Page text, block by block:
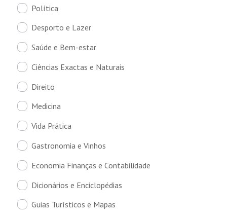
Política
Desporto e Lazer
Saúde e Bem-estar
Ciências Exactas e Naturais
Direito
Medicina
Vida Prática
Gastronomia e Vinhos
Economia Finanças e Contabilidade
Dicionários e Enciclopédias
Guias Turísticos e Mapas